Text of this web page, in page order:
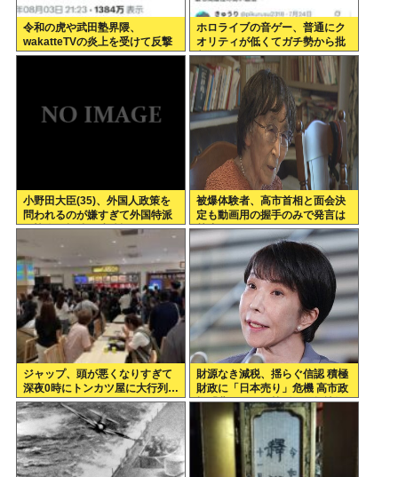
令和の虎や武田塾界隈、
wakatteTVの炎上を受けて反撃
開始
ホロライブの音ゲー、普通にク
オリティが低くてガチ勢から批
判殺到www
小野田大臣(35)、外国人政策を
問われるのが嫌すぎて外国特派
員協会の招待を連続拒否www
被爆体験者、高市首相と面会決
定も動画用の握手のみで発言は
禁止www
ジャップ、頭が悪くなりすぎて
深夜0時にトンカツ屋に大行列…
財源なき減税、揺らぐ信認 積極
財政に「日本売り」危機 高市政
権「悲願」に固執〔深層探訪〕